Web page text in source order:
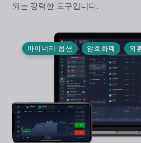
되는 강력한 도구입니다.
바이너리 옵션 암호화폐 외